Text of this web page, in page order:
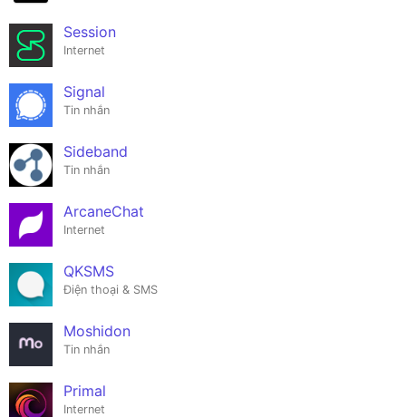
Session
Internet
Signal
Tin nhắn
Sideband
Tin nhắn
ArcaneChat
Internet
QKSMS
Điện thoại & SMS
Moshidon
Tin nhắn
Primal
Internet